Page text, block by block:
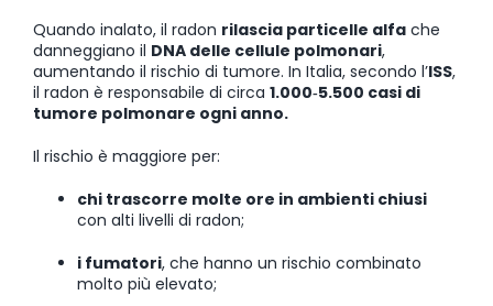
Quando inalato, il radon rilascia particelle alfa che
danneggiano il DNA delle cellule polmonari,
aumentando il rischio di tumore. In Italia, secondo l’ISS,
il radon è responsabile di circa 1.000‑5.500 casi di
tumore polmonare ogni anno.
Il rischio è maggiore per:
chi trascorre molte ore in ambienti chiusi
con alti livelli di radon;
i fumatori, che hanno un rischio combinato
molto più elevato;